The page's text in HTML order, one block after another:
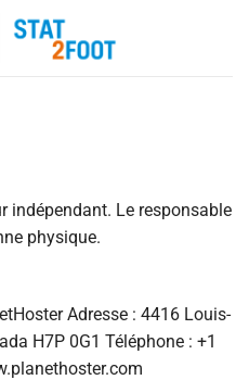
indépendant. Le responsable
physique.
Adresse : 4416 Louis-
H7P 0G1 Téléphone : +1